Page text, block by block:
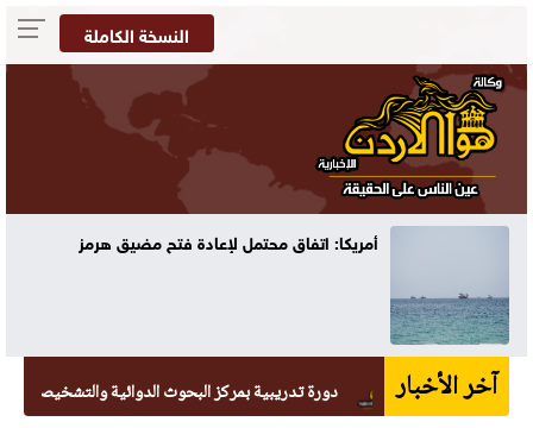
النسخة الكاملة
أمريكا: اتفاق محتمل لإعادة فتح مضيق هرمز
آخر الأخبار دورة تدريبية بمركز البحوث الدوائية والتشخيصية في عمان